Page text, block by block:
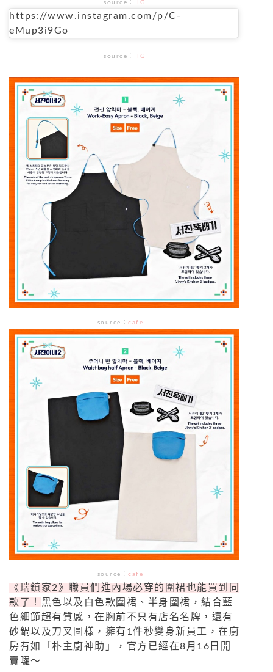
source ： IG
https://www.instagram.com/p/C-
eMup3i9Go
source ： IG
source ： cafe
source ： cafe
《瑞鎮家2》職員們進內場必穿的圍裙也能買到同
款了！ 黑色以及白色款圍裙、半身圍裙，結合藍
色細節超有質感，在胸前不只有店名名牌，還有
砂鍋以及刀叉圖樣，擁有1件秒變身新員工，在廚
房有如「朴主廚神助」，官方已經在8月16日開
賣囉～